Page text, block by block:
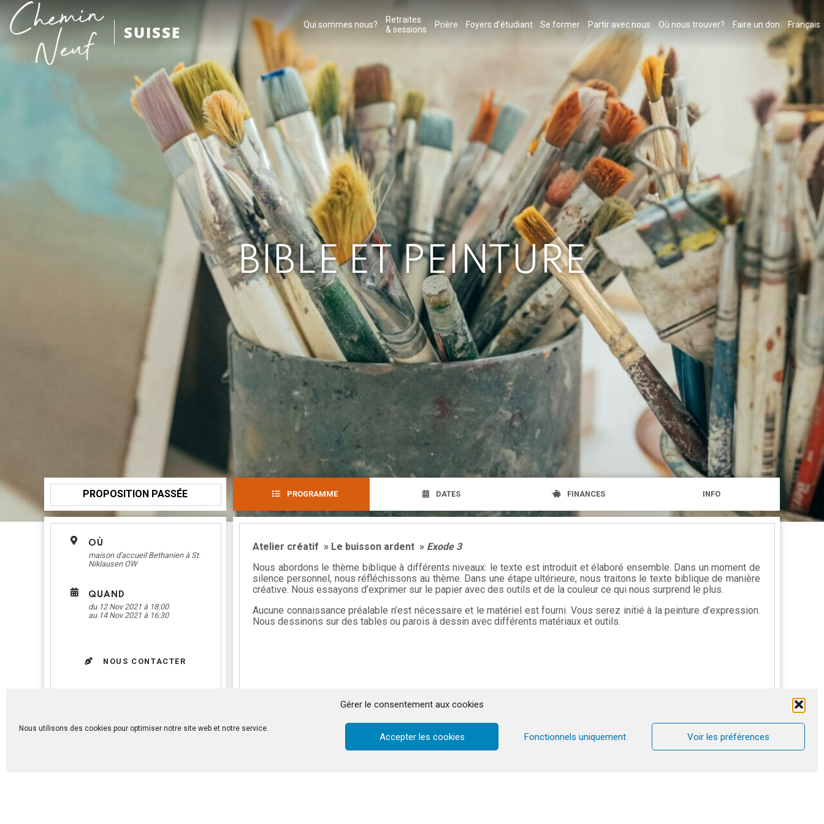
Gérer le consentement aux cookies
Nous utilisons des cookies pour optimiser notre site web et notre service.
Accepter les cookies Fonctionnels uniquement Voir les préférences
SUISSE Qui sommes nous?
Retraites
& sessions
Prière Foyers d’étudiant Se former Partir avec nous Où nous trouver? Faire un don Français
BIBLE ET PEINTURE
PROPOSITION PASSÉE PROGRAMME DATES FINANCES INFO
OÙ
maison d'accueil Bethanien à St.
Niklausen OW
QUAND
du 12 Nov 2021 à 18:00
au 14 Nov 2021 à 16:30
NOUS CONTACTER
Atelier créatif » Le buisson ardent » Exode 3
Nous abordons le thème biblique à différents niveaux: le texte est introduit et élaboré ensemble. Dans un moment de
silence personnel, nous réfléchissons au thème. Dans une étape ultérieure, nous traitons le texte biblique de manière
créative. Nous essayons d’exprimer sur le papier avec des outils et de la couleur ce qui nous surprend le plus.
Aucune connaissance préalable n’est nécessaire et le matériel est fourni. Vous serez initié à la peinture d’expression.
Nous dessinons sur des tables ou parois à dessin avec différents matériaux et outils.